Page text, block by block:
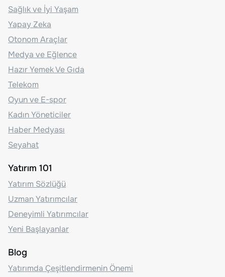
Sağlık ve İyi Yaşam
Yapay Zeka
Otonom Araçlar
Medya ve Eğlence
Hazır Yemek Ve Gıda
Telekom
Oyun ve E-spor
Kadın Yöneticiler
Haber Medyası
Seyahat
Yatırım 101
Yatırım Sözlüğü
Uzman Yatırımcılar
Deneyimli Yatırımcılar
Yeni Başlayanlar
Blog
Yatırımda Çeşitlendirmenin Önemi